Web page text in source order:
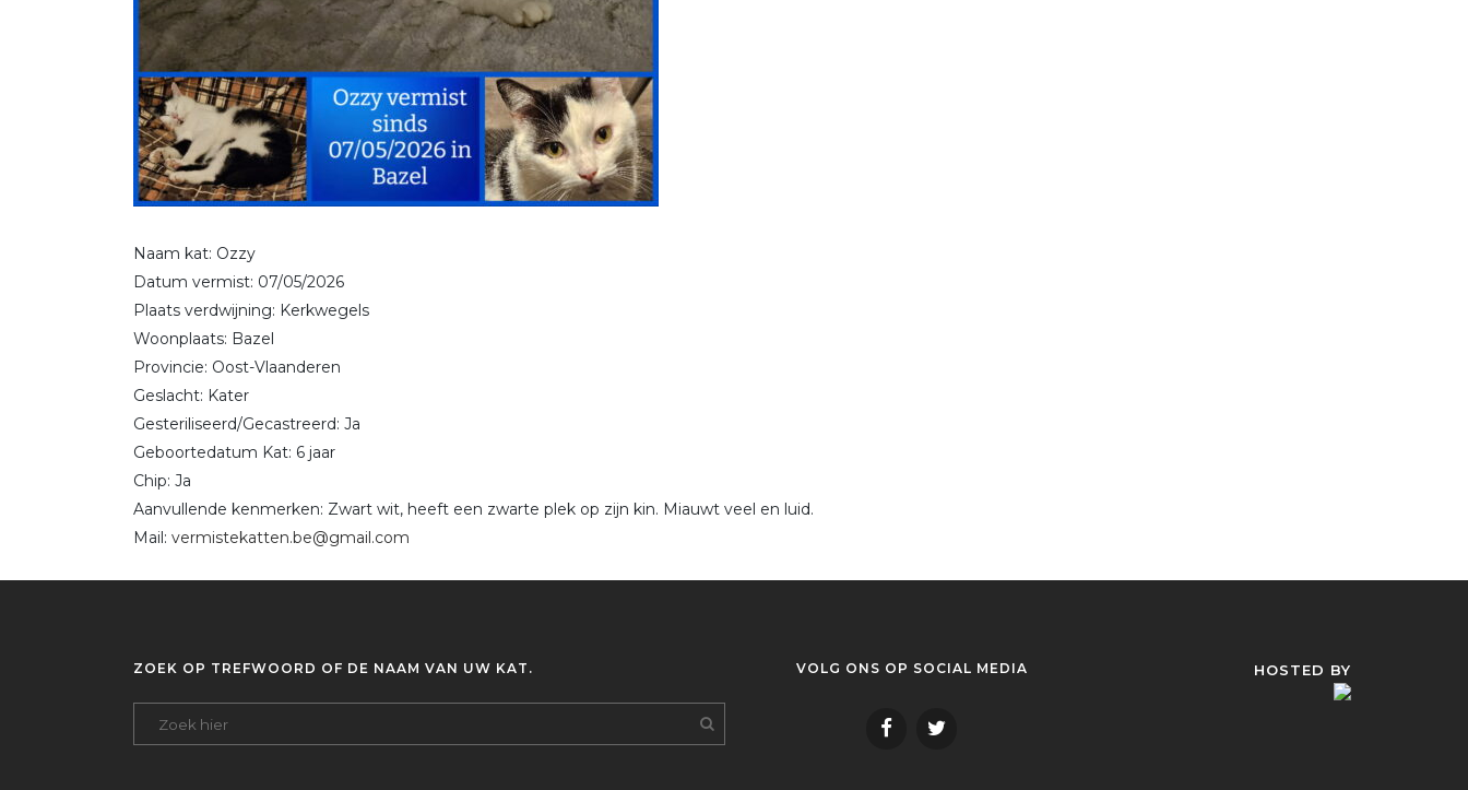
Naam kat: Ozzy
Datum vermist: 07/05/2026
Plaats verdwijning: Kerkwegels
Woonplaats: Bazel
Provincie: Oost-Vlaanderen
Geslacht: Kater
Gesteriliseerd/Gecastreerd: Ja
Geboortedatum Kat: 6 jaar
Chip: Ja
Aanvullende kenmerken: Zwart wit, heeft een zwarte plek op zijn kin. Miauwt veel en luid.
Mail: vermistekatten.be@gmail.com
ZOEK OP TREFWOORD OF DE NAAM VAN UW KAT. VOLG ONS OP SOCIAL MEDIA HOSTED BY